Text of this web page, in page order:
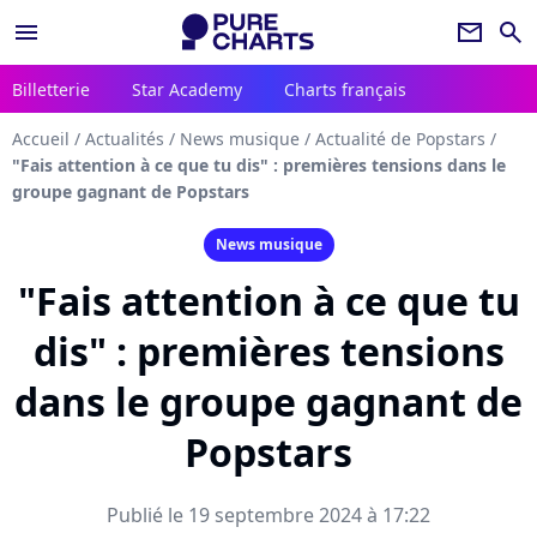
menu newsletter search
Billetterie Star Academy Charts français
Accueil / Actualités / News musique / Actualité de Popstars /
"Fais attention à ce que tu dis" : premières tensions dans le
groupe gagnant de Popstars
News musique
"Fais attention à ce que tu
dis" : premières tensions
dans le groupe gagnant de
Popstars
Publié le 19 septembre 2024 à 17:22